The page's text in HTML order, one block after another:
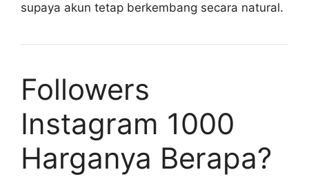
supaya akun tetap berkembang secara natural.
Followers
Instagram 1000
Harganya Berapa?